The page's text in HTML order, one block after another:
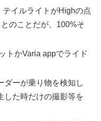
イルライトがHighの点
のことだが、100%そ
トかVaria appでライド
ダーが乗り物を検知し
した時だけの撮影等を